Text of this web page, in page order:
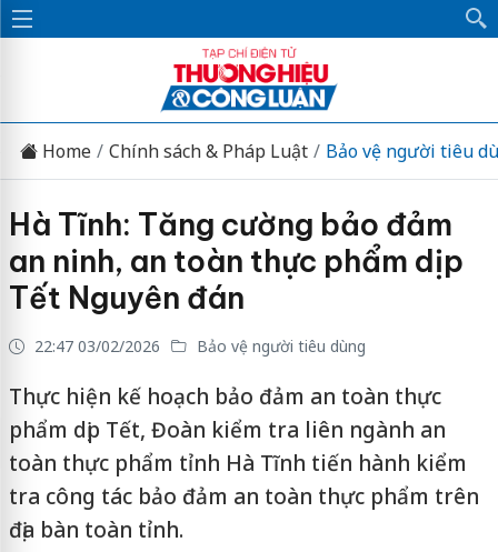
Home Chính sách & Pháp Luật Bảo vệ người tiêu
Hà Tĩnh: Tăng cường bảo đảm
an ninh, an toàn thực phẩm dịp
Tết Nguyên đán
22:47 03/02/2026 Bảo vệ người tiêu dùng
Thực hiện kế hoạch bảo đảm an toàn thực
phẩm dịp Tết, Đoàn kiểm tra liên ngành an
toàn thực phẩm tỉnh Hà Tĩnh tiến hành kiểm
tra công tác bảo đảm an toàn thực phẩm trên
địa bàn toàn tỉnh.